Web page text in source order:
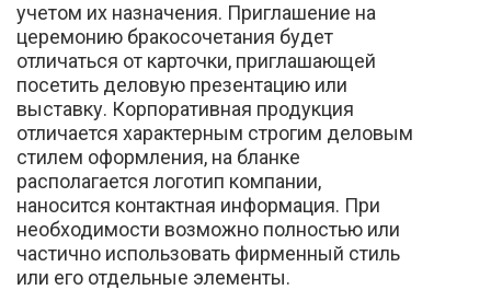
учетом их назначения. Приглашение на
церемонию бракосочетания будет
отличаться от карточки, приглашающей
посетить деловую презентацию или
выставку. Корпоративная продукция
отличается характерным строгим деловым
стилем оформления, на бланке
располагается логотип компании,
наносится контактная информация. При
необходимости возможно полностью или
частично использовать фирменный стиль
или его отдельные элементы.